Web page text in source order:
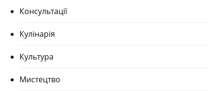
Консультації
Кулінарія
Культура
Мистецтво